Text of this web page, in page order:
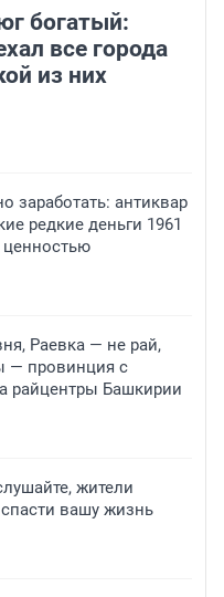
богатый:
все города
из них
заработать: антиквар
редкие деньги 1961
ценностью
Раевка — не рай,
— провинция с
райцентры Башкирии
жители
вашу жизнь